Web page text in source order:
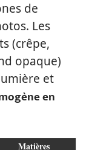
de
Les
(crêpe,
opaque)
et
en
Matières